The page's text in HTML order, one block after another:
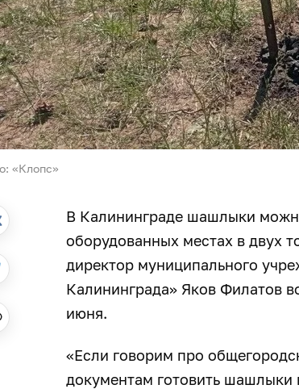
«Клопс»
В Калининграде шашлыки
оборудованных местах в двух
директор муниципального
Калининграда» Яков Филатов
июня.
«Если говорим про
документам готовить шашлыки